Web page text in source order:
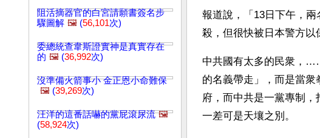
阻活摘器官的白宮請願書簽名步
驟圖解 🖼️ (56,101次)
委總統查韋斯證實神是真實存在
的 🖼️ (36,992次)
沒準備火箭事小 金正恩小命難保
🖼️ (39,269次)
汪洋的這番話嚇的黨屁滾尿流 🖼️
(58,924次)
報道說，「13日下午，
殺，但很快被日本警方以
中共國有太多的民衆，
的名義帶走」，而是當
府，而中共是一黨專制
一差可是天壤之別。